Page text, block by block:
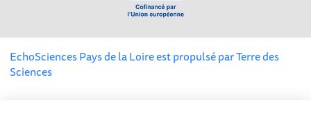
EchoSciences Pays de la Loire est propulsé parTerre des
Sciences